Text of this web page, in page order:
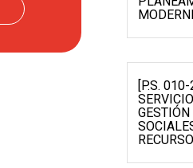
[P.S.